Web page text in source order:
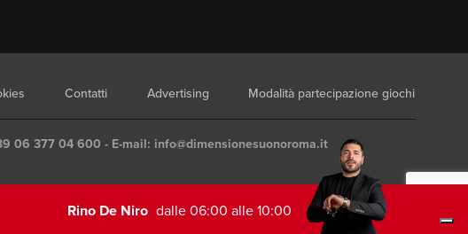
Rino De Niro dalle 06:00 alle 10:00
Contatti Advertising Modalità partecipazione giochi
06 377 04 600 - E-mail: info@dimensionesuonoroma.it